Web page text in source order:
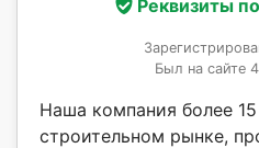
Реквизиты
Был на сайте
Наша компания более
строительном рынке,